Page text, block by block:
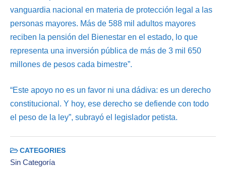
vanguardia nacional en materia de protección legal a las
personas mayores. Más de 588 mil adultos mayores
reciben la pensión del Bienestar en el estado, lo que
representa una inversión pública de más de 3 mil 650
millones de pesos cada bimestre”.
“Este apoyo no es un favor ni una dádiva: es un derecho
constitucional. Y hoy, ese derecho se defiende con todo
el peso de la ley”, subrayó el legislador petista.
CATEGORIES
Sin Categoría